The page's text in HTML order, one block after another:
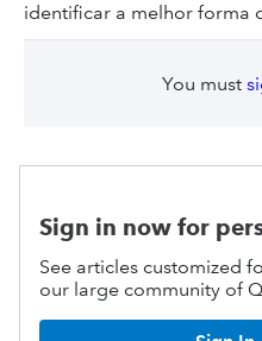
identificar a melhor forma
You must
Sign in now for
See articles customized
our large community of